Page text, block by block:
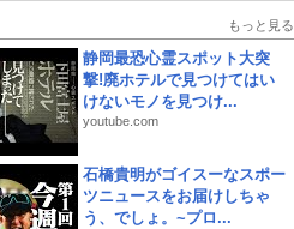
もっと見る
静岡最恐心霊スポット大突
撃!廃ホテルで見つけてはい
けないモノを見つけ...
youtube.com
石橋貴明がゴイスーなスポー
ツニュースをお届けしちゃ
う、でしょ。~プロ...